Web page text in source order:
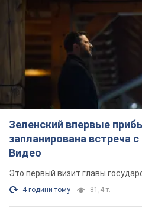
Зеленский впервые
запланирована встреча
Видео
Это первый визит главы
4 години тому 81,4 т.